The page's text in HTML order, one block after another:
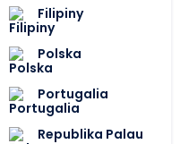
Filipiny
Polska
Portugalia
Republika Palau